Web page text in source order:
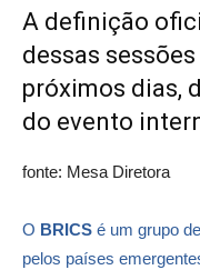
A definição
dessas
próximos dias,
do evento
fonte: Mesa Diretora
O BRICS é um grupo
pelos países